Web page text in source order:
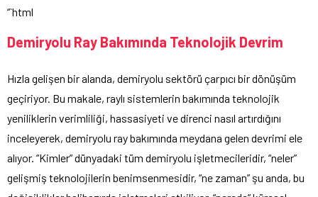
“`html
Demiryolu Ray Bakımında Teknolojik Devrim
Hızla gelişen bir alanda, demiryolu sektörü çarpıcı bir dönüşüm
geçiriyor. Bu makale, raylı sistemlerin bakımında teknolojik
yeniliklerin verimliliği, hassasiyeti ve direnci nasıl artırdığını
inceleyerek, demiryolu ray bakımında meydana gelen devrimi ele
alıyor. “Kimler” dünyadaki tüm demiryolu işletmecileridir, “neler”
gelişmiş teknolojilerin benimsenmesidir, “ne zaman” şu anda, bu